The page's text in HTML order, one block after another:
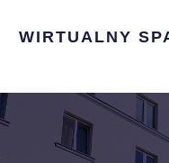
WIRTUALNY